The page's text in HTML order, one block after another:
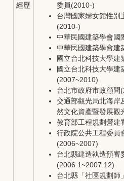
經歷
委員(2010-)
台灣國家婦女館性別
(2010-)
中華民國建築學會國
中華民國建築學會建
國立台北科技大學建
國立台北科技大學建
(2007~2010)
台北市政府市政顧問
交通部觀光局北海岸
然文化資產暨發展觀
教育部工程規劃營建
行政院公共工程委員
(2006~2007)
台北縣建造執造預審
(2006.1~2007.12)
台北縣「社區規劃師